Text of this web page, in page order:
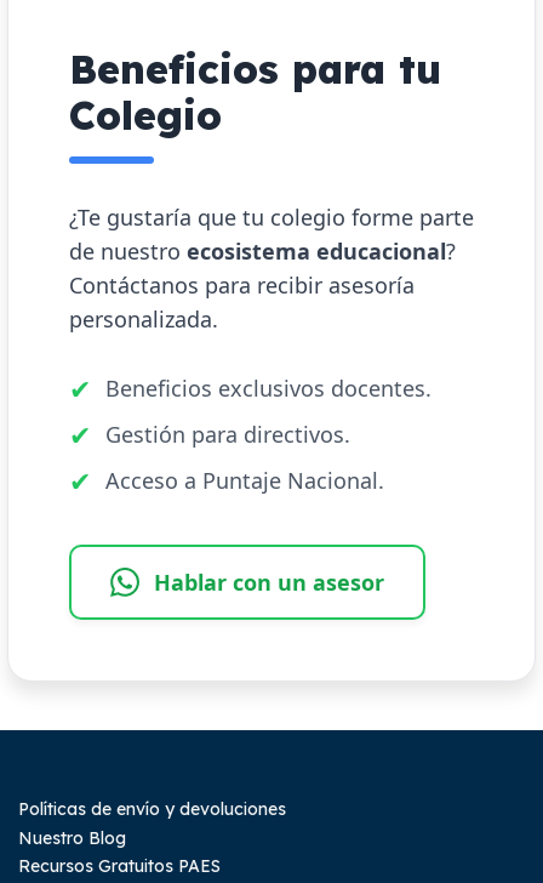
Beneficios para tu
Colegio
¿Te gustaría que tu colegio forme parte
de nuestro ecosistema educacional?
Contáctanos para recibir asesoría
personalizada.
✔ Beneficios exclusivos docentes.
✔ Gestión para directivos.
✔ Acceso a Puntaje Nacional.
Hablar con un asesor
Políticas de envío y devoluciones
Nuestro Blog
Recursos Gratuitos PAES